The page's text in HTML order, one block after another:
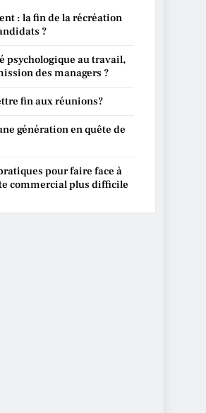
: la fin de la récréation
?
psychologique au travail,
des managers ?
fin aux réunions?
génération en quête de
pour faire face à
commercial plus difficile